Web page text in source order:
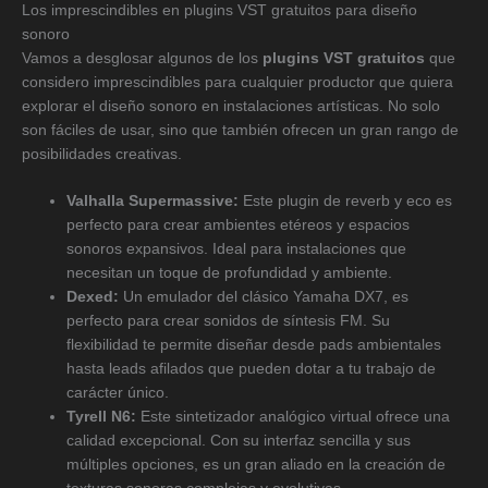
Los imprescindibles en plugins VST gratuitos para diseño
sonoro
Vamos a desglosar algunos de los plugins VST gratuitos que
considero imprescindibles para cualquier productor que quiera
explorar el diseño sonoro en instalaciones artísticas. No solo
son fáciles de usar, sino que también ofrecen un gran rango de
posibilidades creativas.
Valhalla Supermassive: Este plugin de reverb y eco es
perfecto para crear ambientes etéreos y espacios
sonoros expansivos. Ideal para instalaciones que
necesitan un toque de profundidad y ambiente.
Dexed: Un emulador del clásico Yamaha DX7, es
perfecto para crear sonidos de síntesis FM. Su
flexibilidad te permite diseñar desde pads ambientales
hasta leads afilados que pueden dotar a tu trabajo de
carácter único.
Tyrell N6: Este sintetizador analógico virtual ofrece una
calidad excepcional. Con su interfaz sencilla y sus
múltiples opciones, es un gran aliado en la creación de